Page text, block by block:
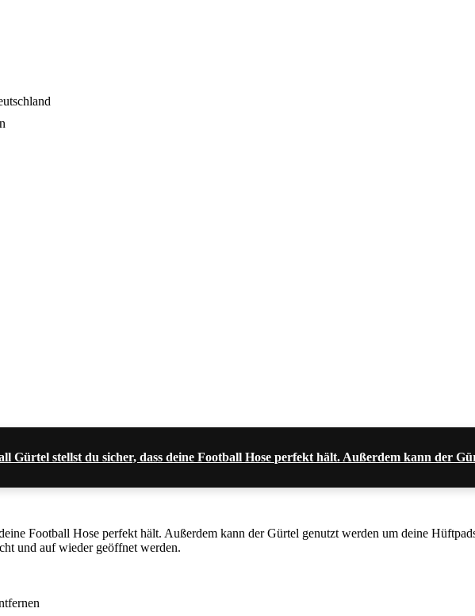
Gürtel stellst du sicher, dass deine Football Hose perfekt hält. Außerdem kann der
Football Hose perfekt hält. Außerdem kann der Gürtel genutzt werden um deine
und auf wieder geöffnet werden.